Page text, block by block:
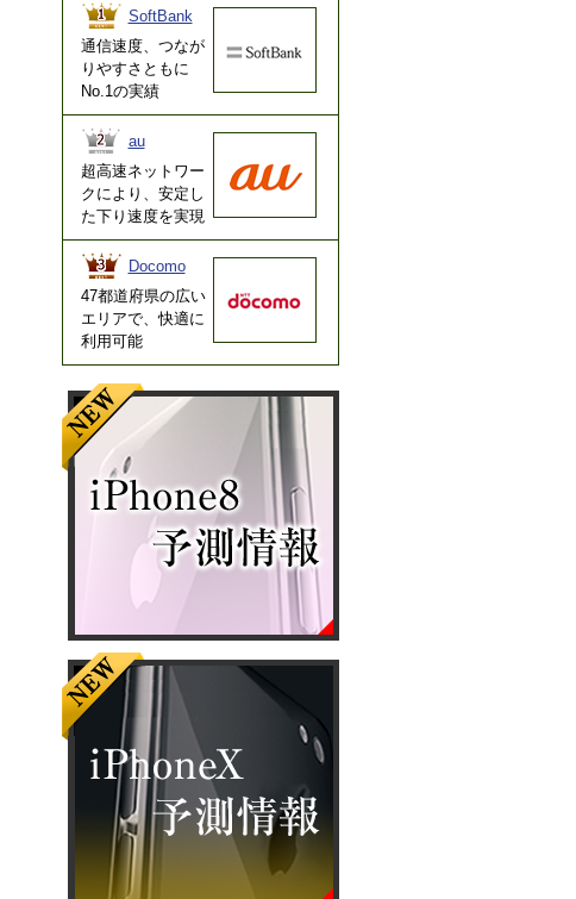
SoftBank
通信速度、つなが
りやすさともに
No.1の実績
au
超高速ネットワー
クにより、安定し
た下り速度を実現
Docomo
47都道府県の広い
エリアで、快適に
利用可能